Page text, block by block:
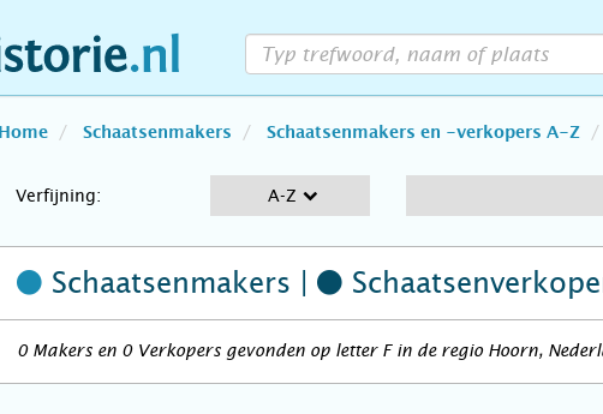
Home Schaatsenmakers Schaatsenmakers en -verkopers A-Z
Verfijning: A-Z
Schaatsenmakers |
0 Makers en 0 Verkopers gevonden op letter F in de regio Hoorn,